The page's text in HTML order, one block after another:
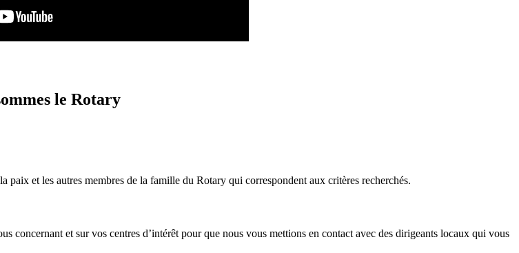
le Rotary
et les autres membres de la famille du Rotary qui correspondent aux critères recherchés.
concernant et sur vos centres d’intérêt pour que nous vous mettions en contact avec des dirigeants locaux qui vous